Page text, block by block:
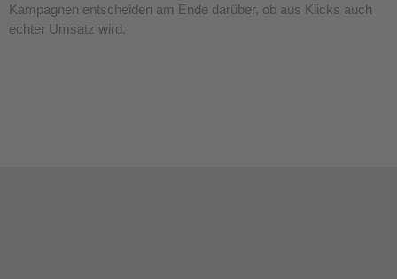
Kampagnen entscheiden am Ende darüber, ob aus Klicks auch
echter Umsatz wird.